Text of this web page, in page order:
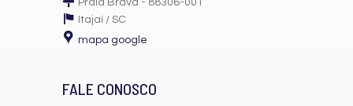
Praia Brava - 88306-001
Itajaí / SC
mapa google
FALE CONOSCO